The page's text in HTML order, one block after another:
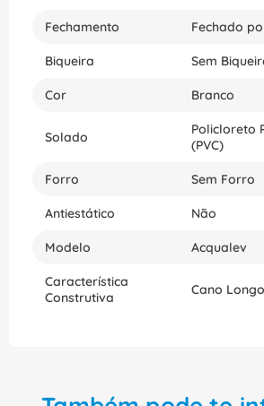
Fechamento Fechado
Biqueira Sem
Cor Branco
Solado
Policloreto
(PVC)
Forro Sem Forro
Antiestático Não
Modelo Acqualev
Característica
Construtiva
Cano Longo